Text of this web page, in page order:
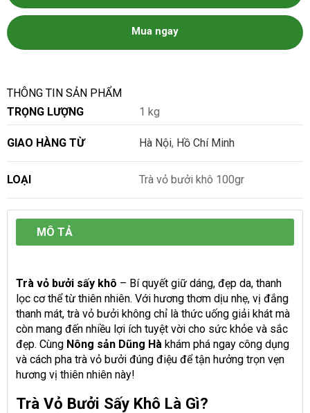
Mua ngay
THÔNG TIN SẢN PHẨM
TRỌNG LƯỢNG
1 kg
GIAO HÀNG TỪ Hà Nội, Hồ Chí Minh
LOẠI Trà vỏ bưởi khô 100gr
MÔ TẢ
Trà vỏ bưởi sấy khô – Bí quyết giữ dáng, đẹp da, thanh
lọc cơ thể từ thiên nhiên. Với hương thơm dịu nhẹ, vị đắng
thanh mát, trà vỏ bưởi không chỉ là thức uống giải khát mà
còn mang đến nhiều lợi ích tuyệt vời cho sức khỏe và sắc
đẹp. Cùng Nông sản Dũng Hà khám phá ngay công dụng
và cách pha trà vỏ bưởi đúng điệu để tận hưởng trọn vẹn
hương vị thiên nhiên này!
Trà Vỏ Bưởi Sấy Khô Là Gì?